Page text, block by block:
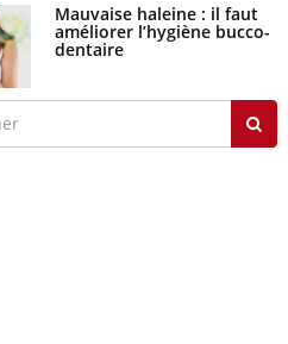
Mauvaise haleine : il faut
améliorer l’hygiène bucco-
dentaire